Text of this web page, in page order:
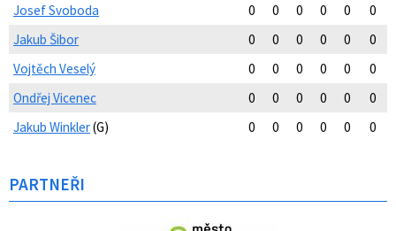
Josef Svoboda
0 0 0 0 0
0
Jakub Šibor
0 0 0 0 0
0
Vojtěch Veselý
0 0 0 0 0
0
Ondřej Vicenec
0 0 0 0 0
0
Jakub Winkler(G) 0 0 0 0 0 0
PARTNEŘI